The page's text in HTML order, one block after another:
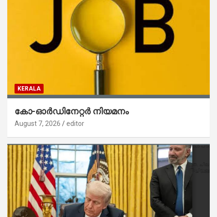
KERALA
കോ-ഓർഡിനേറ്റർ നിയമനം
August 7, 2026 editor